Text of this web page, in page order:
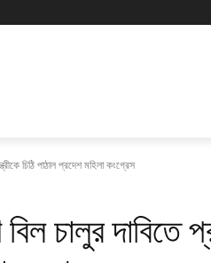
চিঠি পাঠাল প্রদেশ মহিলা কংগ্রেস
চালুর দাবিতে